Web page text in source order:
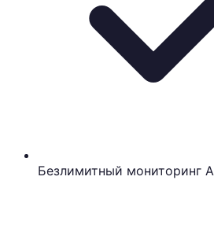
Безлимитный мониторинг